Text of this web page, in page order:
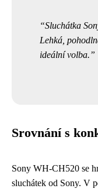
Sluchátka
Lehká,
ideální volba.
Srovnání s
Sony WH-CH520 se
sluchátek od Sony. V